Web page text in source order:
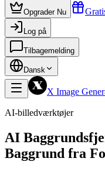
Opgrader Nu
Log på
Tilbagemelding
Dansk
X Image
AI-billedværktøjer
AI
Baggrund fra